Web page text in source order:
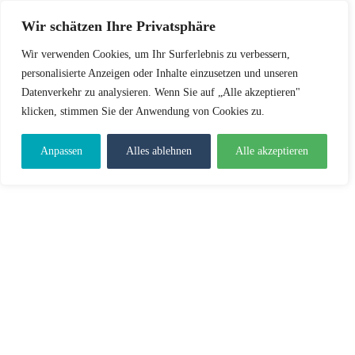
Wir schätzen Ihre Privatsphäre
Wir verwenden Cookies, um Ihr Surferlebnis zu verbessern,
personalisierte Anzeigen oder Inhalte einzusetzen und unseren
Datenverkehr zu analysieren. Wenn Sie auf „Alle akzeptieren"
klicken, stimmen Sie der Anwendung von Cookies zu.
Anpassen Alles ablehnen Alle akzeptieren